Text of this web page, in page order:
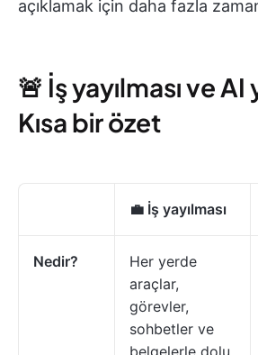
açıklamak için daha fazla
🚨 İş yayılması ve AI
Kısa bir özet
💼 İş yayılması
Nedir?
Her yerde
araçlar,
görevler,
sohbetler ve
belgelerle dolu